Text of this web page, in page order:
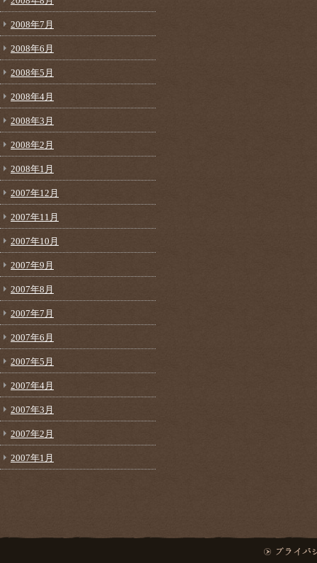
2008年7月
2008年6月
2008年5月
2008年4月
2008年3月
2008年2月
2008年1月
2007年12月
2007年11月
2007年10月
2007年9月
2007年8月
2007年7月
2007年6月
2007年5月
2007年4月
2007年3月
2007年2月
2007年1月